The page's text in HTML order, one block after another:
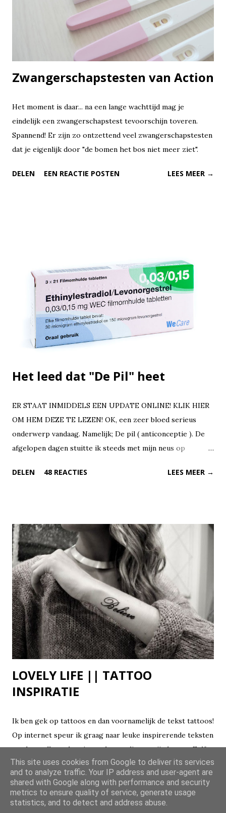
Zwangerschapstesten van Action
Het moment is daar... na een lange wachttijd mag je
eindelijk een zwangerschapstest tevoorschijn toveren.
Spannend! Er zijn zo ontzettend veel zwangerschapstesten
dat je eigenlijk door "de bomen het bos niet meer ziet".
DELEN EEN REACTIE POSTEN LEES MEER →
Het leed dat "De Pil" heet
ER STAAT INMIDDELS EEN UPDATE ONLINE! KLIK HIER
OM HEM DEZE TE LEZEN! OK, een zeer bloed serieus
onderwerp vandaag. Namelijk; De pil ( anticonceptie ). De
afgelopen dagen stuitte ik steeds met mijn neus op
het tikken ben, heb ik de Facebook post die ik zojuist heb
DELEN 48 REACTIES LEES MEER →
LOVELY LIFE || TATTOO
INSPIRATIE
Ik ben gek op tattoos en dan voornamelijk de tekst tattoos!
Op internet speur ik graag naar leuke inspirerende teksten
en sla ze allemaal op in een bestandje op mijn laptop. Zelf
heb ik nog een hoop ideetjes die ik wil laten zetten, zo wil
ik nog in sierletters "Mama" op de buitenkant van mijn pols
laten zetten.
DELEN LEES MEER →
This site uses cookies from Google to deliver its services
and to analyze traffic. Your IP address and user-agent are
shared with Google along with performance and security
metrics to ensure quality of service, generate usage
statistics, and to detect and address abuse.